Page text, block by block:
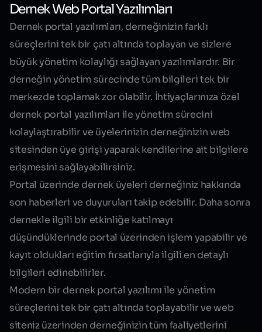
Blog yazısı içeriği
Dernek Web Portal Yazılımları
Dernek portal yazılımları, derneğinizin farklı
süreçlerini tek bir çatı altında toplayan ve sizlere
büyük yönetim kolaylığı sağlayan yazılımlardır. Bir
derneğin yönetim sürecinde tüm bilgileri tek bir
merkezde toplamak zor olabilir. İhtiyaçlarınıza özel
dernek portal yazılımları ile yönetim sürecini
kolaylaştırabilir ve üyelerinizin derneğinizin web
sitesinden üye girişi yaparak kendilerine ait bilgilere
erişmesini sağlayabilirsiniz.
Portal üzerinde dernek üyeleri derneğiniz hakkında
son haberleri ve duyuruları takip edebilir. Daha sonra
dernekle ilgili bir etkinliğe katılmayı
düşündüklerinde portal üzerinden işlem yapabilir ve
kayıt oldukları eğitim fırsatlarıyla ilgili en detaylı
bilgileri edinebilirler.
Modern bir dernek portal yazılımı ile yönetim
süreçlerini tek bir çatı altında toplayabilir ve web
siteniz üzerinden derneğinizin tüm faaliyetlerini